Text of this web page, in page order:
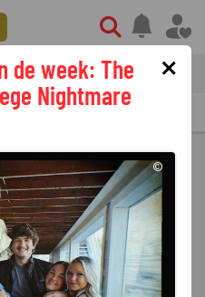
nieuws
GEMIST
×
de week: The
Nightmare
©